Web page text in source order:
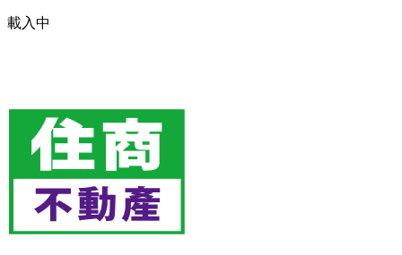
載入中